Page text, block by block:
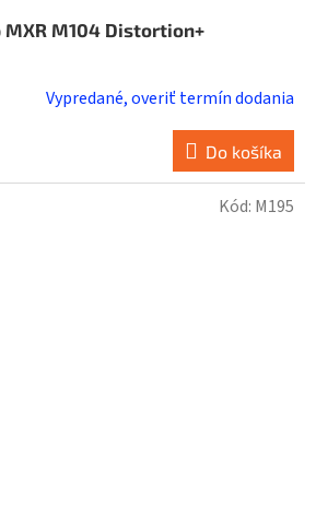
MXR M104 Distortion+
Vypredané, overiť termín dodania
Do košíka
Kód: M195